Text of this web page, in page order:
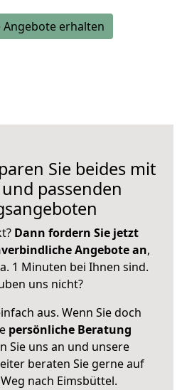
Angebote erhalten
Sie beides mit
passenden
Dann fordern Sie jetzt
Angebote an,
1 Minuten bei Ihnen sind.
uns nicht?
aus. Wenn Sie doch
persönliche Beratung
Sie uns an und unsere
beraten Sie gerne auf
nach Eimsbüttel.